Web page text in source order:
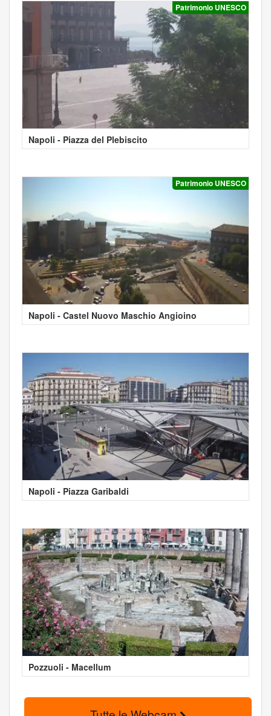
Patrimonio UNESCO
Napoli - Piazza del Plebiscito
Patrimonio UNESCO
Napoli - Castel Nuovo Maschio Angioino
Napoli - Piazza Garibaldi
Pozzuoli - Macellum